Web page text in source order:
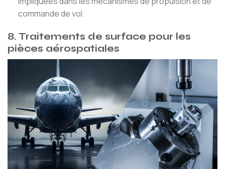
commande de vol.
8. Traitements de surface pour les
pièces aérospatiales